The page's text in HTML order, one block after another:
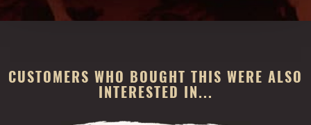
CUSTOMERS WHO BOUGHT THIS WERE ALSO
INTERESTED IN...